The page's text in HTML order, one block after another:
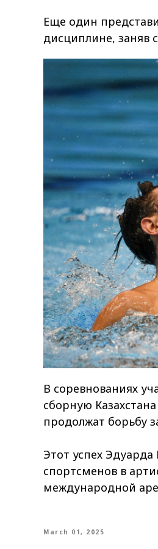
Еще один
дисциплине, заняв
В соревнованиях
сборную
продолжат борьбу
Этот успех
спортсменов в
международной
March 01, 2025